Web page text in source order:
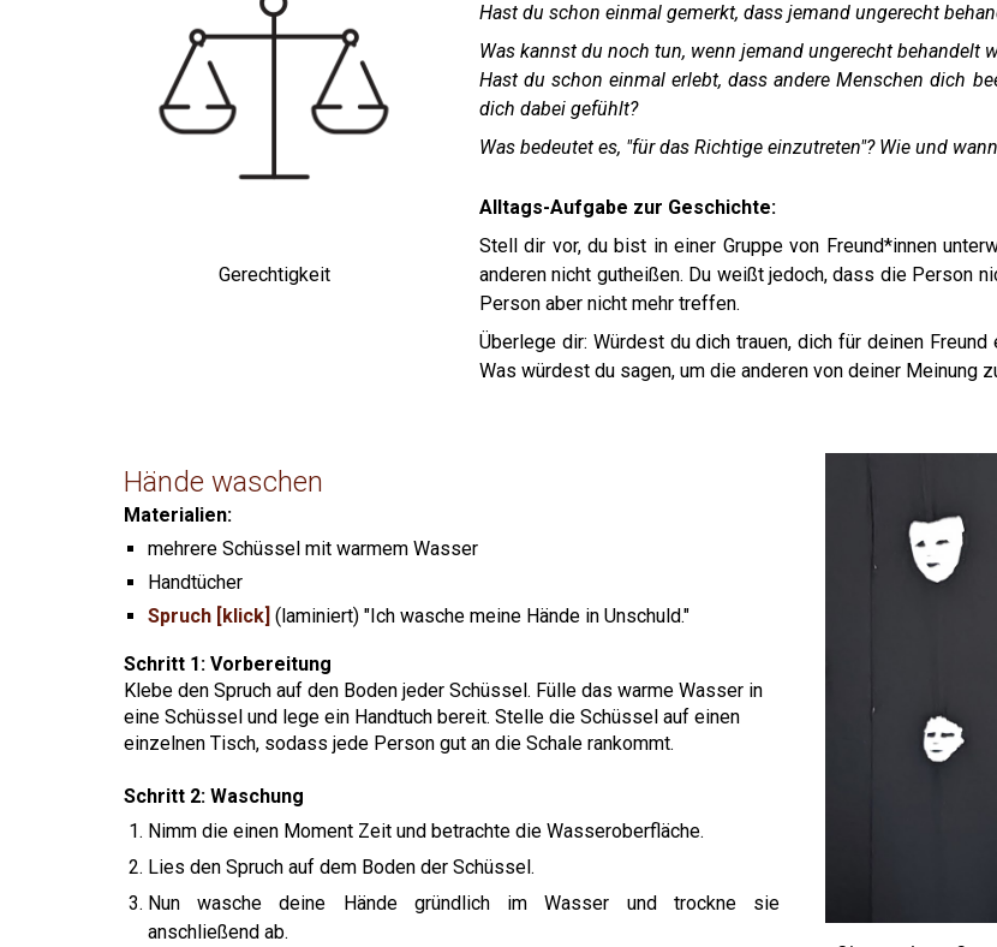
Gerechtigkeit
Hast du schon einmal gemerkt, dass jemand ungerecht
Was kannst du noch tun, wenn jemand ungerecht behandelt
Hast du schon einmal erlebt, dass andere Menschen dich
dich dabei gefühlt?
Was bedeutet es, "für das Richtige einzutreten"? Wie und
Alltags-Aufgabe zur Geschichte:
Stell dir vor, du bist in einer Gruppe von Freund*innen
anderen nicht gutheißen. Du weißt jedoch, dass die Person
Person aber nicht mehr treffen.
Überlege dir: Würdest du dich trauen, dich für deinen
Was würdest du sagen, um die anderen von deiner Meinung
Hände waschen
Materialien:
mehrere Schüssel mit warmem Wasser
Handtücher
Spruch [klick] (laminiert) "Ich wasche meine Hände in Unschuld."
Schritt 1: Vorbereitung
Klebe den Spruch auf den Boden jeder Schüssel. Fülle das warme Wasser in
eine Schüssel und lege ein Handtuch bereit. Stelle die Schüssel auf einen
einzelnen Tisch, sodass jede Person gut an die Schale rankommt.
Schritt 2: Waschung
Nimm die einen Moment Zeit und betrachte die Wasseroberfläche.
Lies den Spruch auf dem Boden der Schüssel.
Nun wasche deine Hände gründlich im Wasser und trockne sie
anschließend ab.